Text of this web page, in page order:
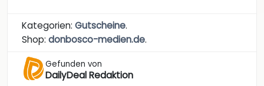
Kategorien: Gutscheine.
Shop: donbosco-medien.de.
Gefunden von
DailyDeal Redaktion